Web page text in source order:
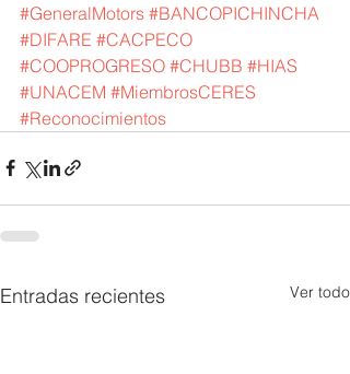
#GeneralMotors #BANCOPICHINCHA
#DIFARE #CACPECO
#COOPROGRESO #CHUBB #HIAS
#UNACEM #MiembrosCERES
#Reconocimientos
Entradas recientes Ver todo